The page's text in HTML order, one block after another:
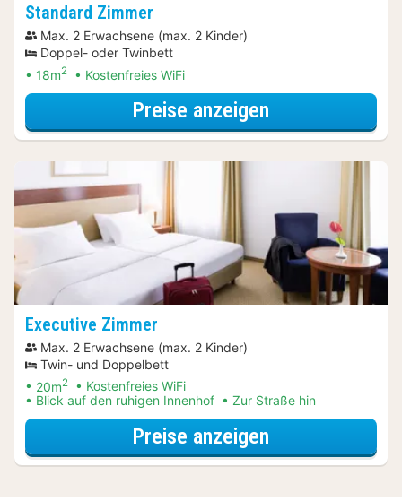
Standard Zimmer
Max. 2 Erwachsene (max. 2 Kinder)
Doppel- oder Twinbett
18m2 Kostenfreies WiFi
Preise anzeigen
Executive Zimmer
Max. 2 Erwachsene (max. 2 Kinder)
Twin- und Doppelbett
20m2
Kostenfreies WiFi
Blick auf den ruhigen Innenhof
Zur Straße hin
Preise anzeigen